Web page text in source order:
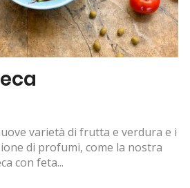
varietà di frutta e verdura e i
di profumi, come la nostra
con feta...